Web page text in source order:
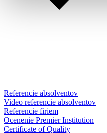
Referencie absolventov
Video referencie absolventov
Referencie firiem
Ocenenie Premier Institution
Certificate of Quality